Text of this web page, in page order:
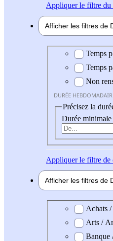
Appliquerle filtre du
Afficher les filtres de
Durée
Temps
Temps
Non
DURÉE
Précisez la
Durée minimale
Appliquerle filtre de
Afficher les filtres de
Domaine Achats
Arts /
Banque